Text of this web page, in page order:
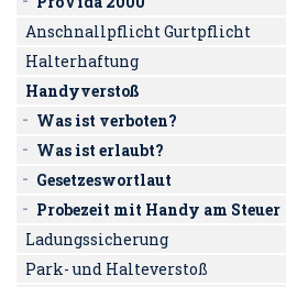
Anschnallpflicht Gurtpflicht
Halterhaftung
Handyverstoß
Was ist verboten?
Was ist erlaubt?
Gesetzeswortlaut
Probezeit mit Handy am Steuer
Ladungssicherung
Park- und Halteverstoß